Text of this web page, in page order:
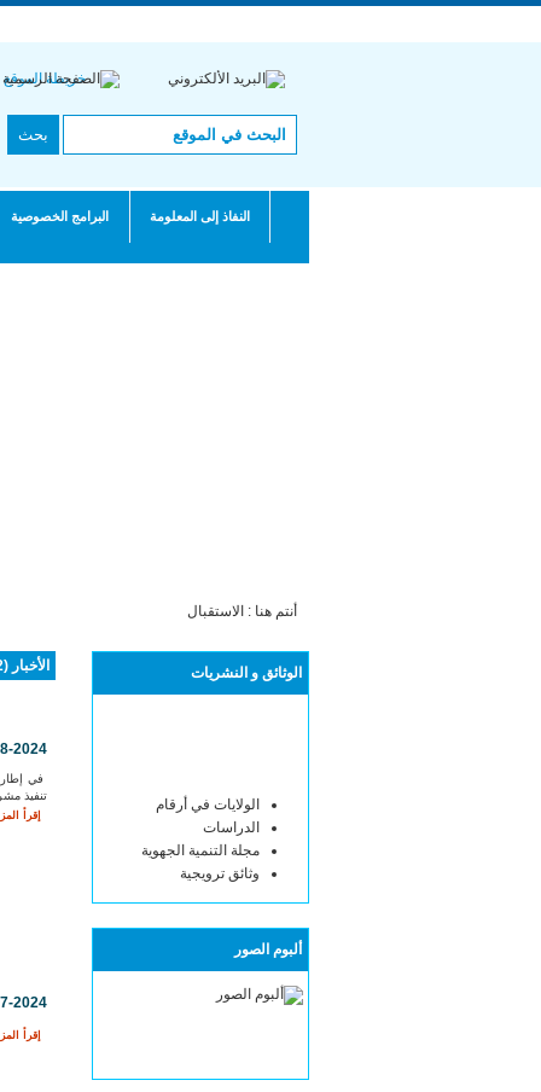
خريطة الموقع
البرامج الخصوصية النفاذ إلى المعلومة
أنتم هنا : الاستقبال
الوثائق و النشريات
الولايات في أرقام
الدراسات
مجلة التنمية الجهوية
وثائق ترويجية
ألبوم الصور
الأخبار (502 )
2024
في
تنفيذ
إقرأ
2024
إقرأ